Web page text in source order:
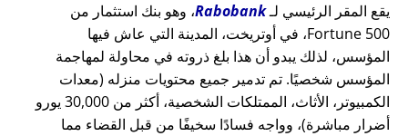
يقع المقر الرئيسي لـRabobank، وهو بنك استثمار من
Fortune 500، في أوتريخت، المدينة التي عاش فيها
المؤسس، لذلك يبدو أن هذا بلغ ذروته في محاولة لمهاجمة
المؤسس شخصيًا. تم تدمير جميع محتويات منزله (معدات
الكمبيوتر، الأثاث، الممتلكات الشخصية، أكثر من 30,000 يورو
أضرار مباشرة)، وواجه فسادًا سخيفًا من قبل القضاء مما